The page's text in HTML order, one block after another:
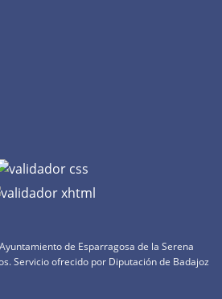
de Esparragosa de la Serena
Servicio ofrecido por Diputación de Badajoz